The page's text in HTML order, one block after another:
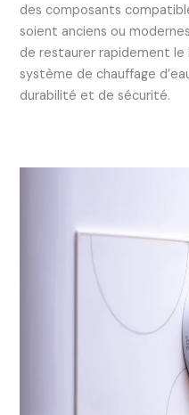
des composants
soient anciens ou
de restaurer rapidement
système de chauffage
durabilité et de sécurité.